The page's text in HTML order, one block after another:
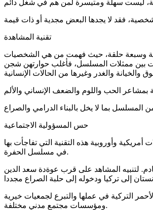
تقنية المشاهدة
مئة وسبعة حلقة، حيث فهمت من هي الشخصيات
بين ممثلات المسلسل، فأغلب حوارتهن شجن
حس المسؤولية الاجتماعية
وأوروبية هذه التقنية التي تفاجأت بها
في مسلسل الحفرة.
لتنبيه المشاهد على قرب عوةدة سعد الدين
التركية في عملها والتبرع لجمعيات خيرية
ومؤسسات مجتمع مدني مختلفة.